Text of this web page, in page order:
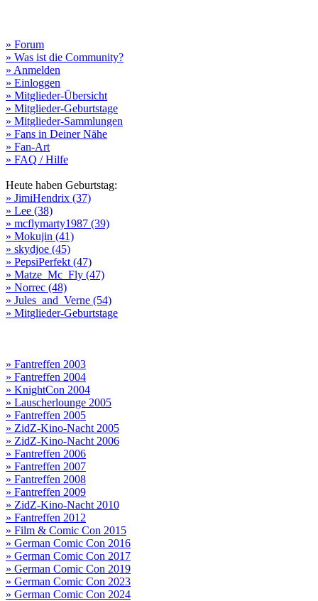
» Forum
» Was ist die Community?
» Anmelden
» Einloggen
» Mitglieder-Übersicht
» Mitglieder-Geburtstage
» Mitglieder-Sammlungen
» Fans in Deiner Nähe
» Fan-Art
» FAQ / Hilfe
Heute haben Geburtstag:
» JimiHendrix (37)
» Lee (38)
» mcflymarty1987 (39)
» Mokujin (41)
» skydjoe (45)
» PepsiPerfekt (47)
» Matze_Mc_Fly (47)
» Norrec (48)
» Jules_and_Verne (54)
» Mitglieder-Geburtstage
» Fantreffen 2003
» Fantreffen 2004
» KnightCon 2004
» Lauscherlounge 2005
» Fantreffen 2005
» ZidZ-Kino-Nacht 2005
» ZidZ-Kino-Nacht 2006
» Fantreffen 2006
» Fantreffen 2007
» Fantreffen 2008
» Fantreffen 2009
» ZidZ-Kino-Nacht 2010
» Fantreffen 2012
» Film & Comic Con 2015
» German Comic Con 2016
» German Comic Con 2017
» German Comic Con 2019
» German Comic Con 2023
» German Comic Con 2024